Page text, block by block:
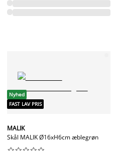
Nyhed
FAST LAV PRIS
MALIK
Skål MALIK Ø16xH6cm æblegrøn